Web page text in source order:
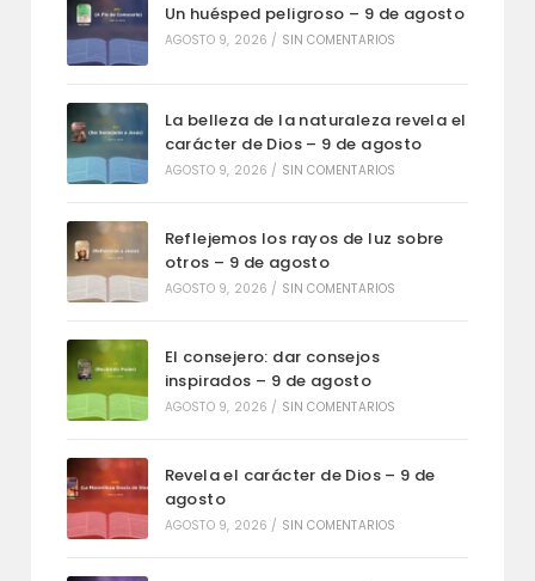
Un huésped peligroso – 9 de agosto
AGOSTO 9, 2026 / SIN COMENTARIOS
La belleza de la naturaleza revela el
carácter de Dios – 9 de agosto
AGOSTO 9, 2026 / SIN COMENTARIOS
Reflejemos los rayos de luz sobre
otros – 9 de agosto
AGOSTO 9, 2026 / SIN COMENTARIOS
El consejero: dar consejos
inspirados – 9 de agosto
AGOSTO 9, 2026 / SIN COMENTARIOS
Revela el carácter de Dios – 9 de
agosto
AGOSTO 9, 2026 / SIN COMENTARIOS